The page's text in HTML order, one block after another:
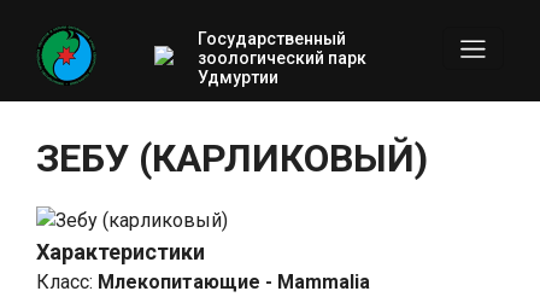
Государственный
зоологический парк
Удмуртии
ЗЕБУ (КАРЛИКОВЫЙ)
Характеристики
Класс: Млекопитающие - Mammalia